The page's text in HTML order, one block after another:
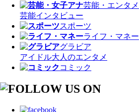
芸能・エンタメ
芸能インタビュー
スポーツ
ライフ・マネー
グラビア
アイドル大人のエンタメ
コミック